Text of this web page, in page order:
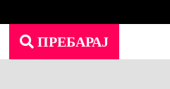
ПРЕБАРАЈ